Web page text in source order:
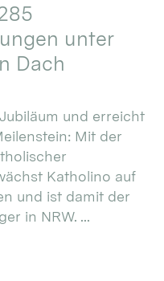
unter
Dach
und erreicht
Mit der
Katholino auf
und ist damit der
in NRW. ...